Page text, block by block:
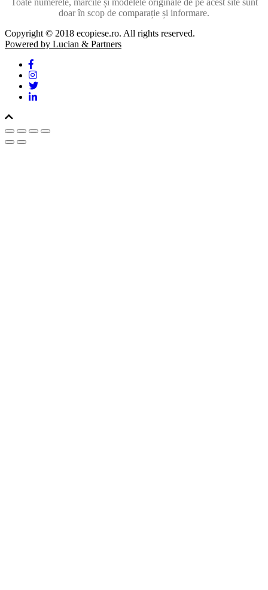
Toate numerele, mărcile și modelele originale de pe acest site sunt
doar în scop de comparație și informare.
Copyright © 2018 ecopiese.ro. All rights reserved.
Powered by Lucian & Partners